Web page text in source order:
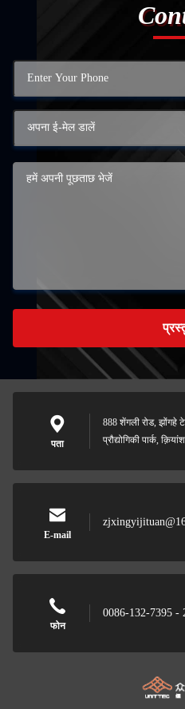
पता
888 शेंगली रोड, झोंगहे
प्रौद्योगिकी पार्क,
E-mail
फोन
0086-132-7395 -